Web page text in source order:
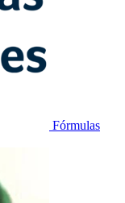
Fórmulas